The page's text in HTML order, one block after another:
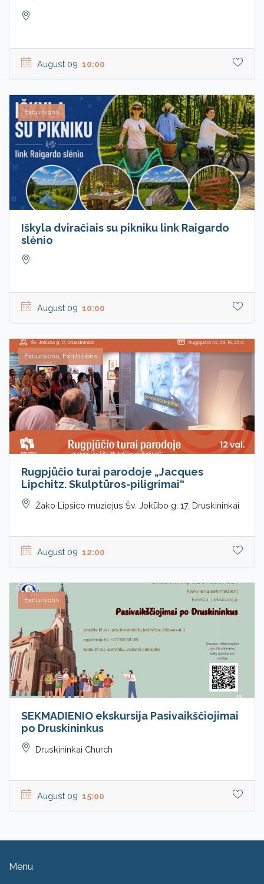
August 09 10:00
Excursions
Iškyla dviračiais su pikniku link Raigardo
slėnio
August 09 10:00
Excursions, Exhibitions
Rugpjūčio turai parodoje „Jacques
Lipchitz. Skulptūros-piligrimai“
Žako Lipšico muziejus Šv. Jokūbo g. 17, Druskininkai
August 09 12:00
Excursions
SEKMADIENIO ekskursija Pasivaikščiojimai
po Druskininkus
Druskininkai Church
August 09 15:00
Menu